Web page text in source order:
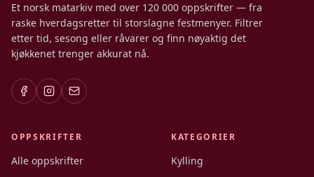
Et norsk matarkiv med over 120 000 oppskrifter — fra
raske hverdagsretter til storslagne festmenyer. Filtrer
etter tid, sesong eller råvarer og finn nøyaktig det
kjøkkenet trenger akkurat nå.
OPPSKRIFTER
Alle oppskrifter
KATEGORIER
Kylling